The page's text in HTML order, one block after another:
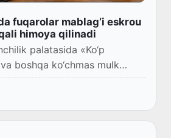
fuqarolar mablag‘i eskrou
himoya qilinadi
palatasida «Ko‘p
boshqa ko‘chmas mulk
kiritish asosida qurish
loyihasi birinchi o‘qishda